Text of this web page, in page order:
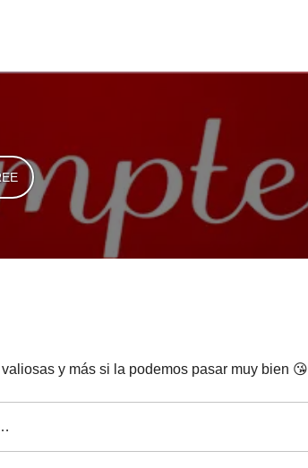
y más si la podemos pasar muy bien 😘